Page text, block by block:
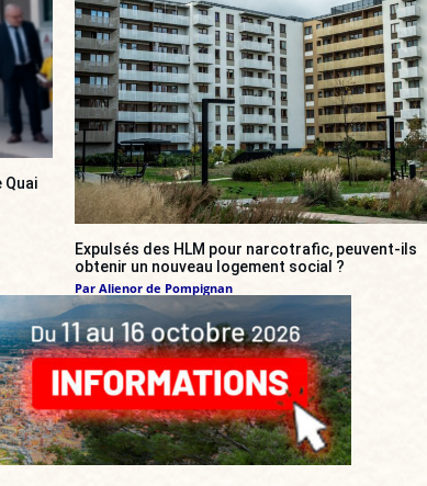
Quai
Expulsés des HLM pour narcotrafic, peuvent-ils
obtenir un nouveau logement social ?
Par Alienor de Pompignan